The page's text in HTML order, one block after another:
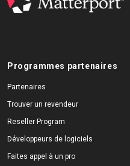
Programmes partenaires
Partenaires
Trouver un revendeur
Reseller Program
Développeurs de logiciels
Faites appel à un pro